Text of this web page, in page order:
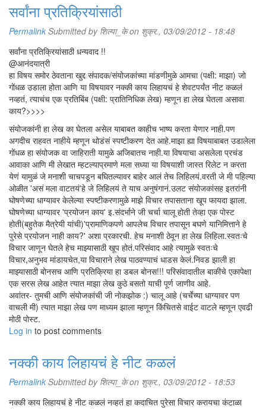
सर्वांना प्रतिक्रियांसाठी
Permalink Submitted by शिल्पा_केon शुक्र., 03/09/2012 - 18:48
सर्वांना प्रतिक्रियांसाठी धन्यवाद !!
@आनंदयात्री
हा विषय समोर ठेवताना खुद्द संपादक/संयोजकांच्या मांडणीमुळे आमचा (पक्षी: माझा) जो
गोंधळ उडाला होता आणि या विषयावर नक्की काय लिहायचं हे शेवटपर्यंत नीट कळलं
नव्हतं, त्याचंच एक प्रतिबिंब (पक्षी: प्रातिनिधिक लेख) म्हणून हा लेख घेतला असावा
काय?>>>>
संयोजकांनी हा लेख का घेतला असेल याबाबत काहीच भाष्य करता येणार नाही.पण
अगदीच राहवत नाहीये म्हणून थोडंसं स्पष्टीकरण देत आहे.माझा ह्या विषयाबाबत उडालेला
गोंधळ हा संयोजक वा जाहिराती यामुळे अजिबातच नाही.या विषयाचा असलेला प्रचंड
आवाका आणि मी लेखात म्हटल्याप्रमाणे मला सध्या या विषयाशी जास्त रिलेट न करता
येणं यामुळं जे मनाशी चाचपडून बघितल्यावर बाहेर आलं तेच लिहिलयं.वरती जे मी पहिल्या
ओळीत 'असं मला वाटतयं'हे जे लिहिलयं ते याच अनुषंगानं.उलट संयोजकांसह इतरांनी
घोषणेच्या धाग्यावर केलेल्या स्पष्टीकरणामुळे माझे विचार तपासताना खूप फायदा झाला.
घोषणेच्या धाग्यावर 'प्रयोजन काय' इ.संदर्भाने जी चर्चा चालू होती तेव्हा एक पोस्ट
होती(बहुतेक मैत्रेयी यांची)'प्रामाणिकपणे आपलेच विचार तपासून बघणे यानिमित्ताने हे
पुरेसे प्रयोजन नाही काय?' अशा प्रकारची. हेच मनाशी ठेवून हा लेख लिहिला.स्वतःचे
विचार जाणून घेतले हेच माझ्यासाठी खूप होतं.परिसंवाद आहे त्यामुळे स्वतःचे
विचार,अनुभव मांडायचेत,या विचाराने लेख पाठवण्याचं धाडस केलं.निवड झाली हा
माझ्यासाठी बोनसच आणि प्रतिक्रिया हा डबल बोनस!!! परिसंवादातील बाकीचे एकापेक्षा
एक सरस लेख आहेत त्यात माझा लेख कुठे बसतो याची पूर्ण जाणीव आहे.
अवांतर- तुमची आणि संयोजकांची जी नोकझोक :) चालू आहे (चर्चेच्या धाग्यावर पण
वाचली मी) त्यात माझा लेख पण माध्यम झाला म्हणून किंचितसे वाईट वाटले म्हणून एवढी
मोठी पोस्ट.
Log in to post comments
नक्की काय लिहायचं हे नीट कळलं
Permalink Submitted by शिल्पा_केon शुक्र., 03/09/2012 - 18:53
नक्की काय लिहायचं हे नीट कळलं नव्हतं हा कदाचित पुरेसा विचार करायचा कंटाळा